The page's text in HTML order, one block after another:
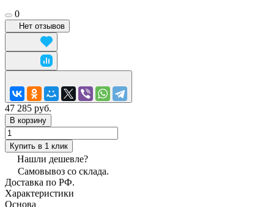
0
Нет отзывов
47 285 руб.
В корзину
Купить в 1 клик
Нашли дешевле?
Самовывоз со склада.
Доставка по РФ.
Характеристики
Основа